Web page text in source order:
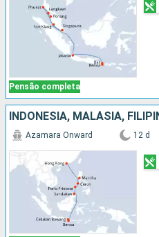
Pensão completa
INDONESIA, MALÁSIA,
Azamara Onward 12 d